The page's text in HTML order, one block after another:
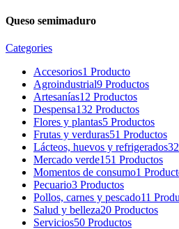
Queso semimaduro
Categories
Accesorios1 Producto
Agroindustrial9 Productos
Artesanías12 Productos
Despensa132 Productos
Flores y plantas5 Productos
Frutas y verduras51 Productos
Lácteos, huevos y refrigerados
Mercado verde151 Productos
Momentos de consumo1
Pecuario3 Productos
Pollos, carnes y pescado11
Salud y belleza20 Productos
Servicios50 Productos